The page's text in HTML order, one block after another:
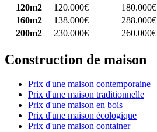
120m2
120.000€ 180.000€
160m2
138.000€ 288.000€
200m2
230.000€ 260.000€
Construction de maison
Prix d'une maison contemporaine
Prix d'une maison traditionnelle
Prix d'une maison en bois
Prix d'une maison écologique
Prix d'une maison container